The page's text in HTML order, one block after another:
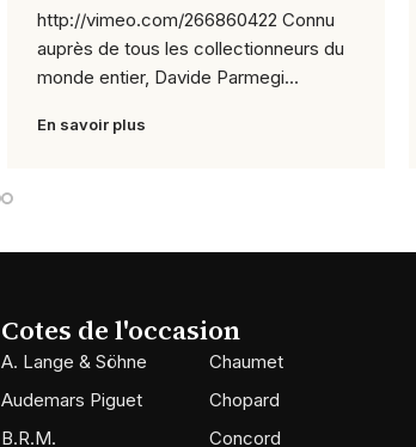
http://vimeo.com/266860422 Connu
auprès de tous les collectionneurs du
monde entier, Davide Parmegi...
En savoir plus
Cotes de l'occasion
A. Lange & Söhne
Audemars Piguet
B.R.M.
Chaumet
Chopard
Concord